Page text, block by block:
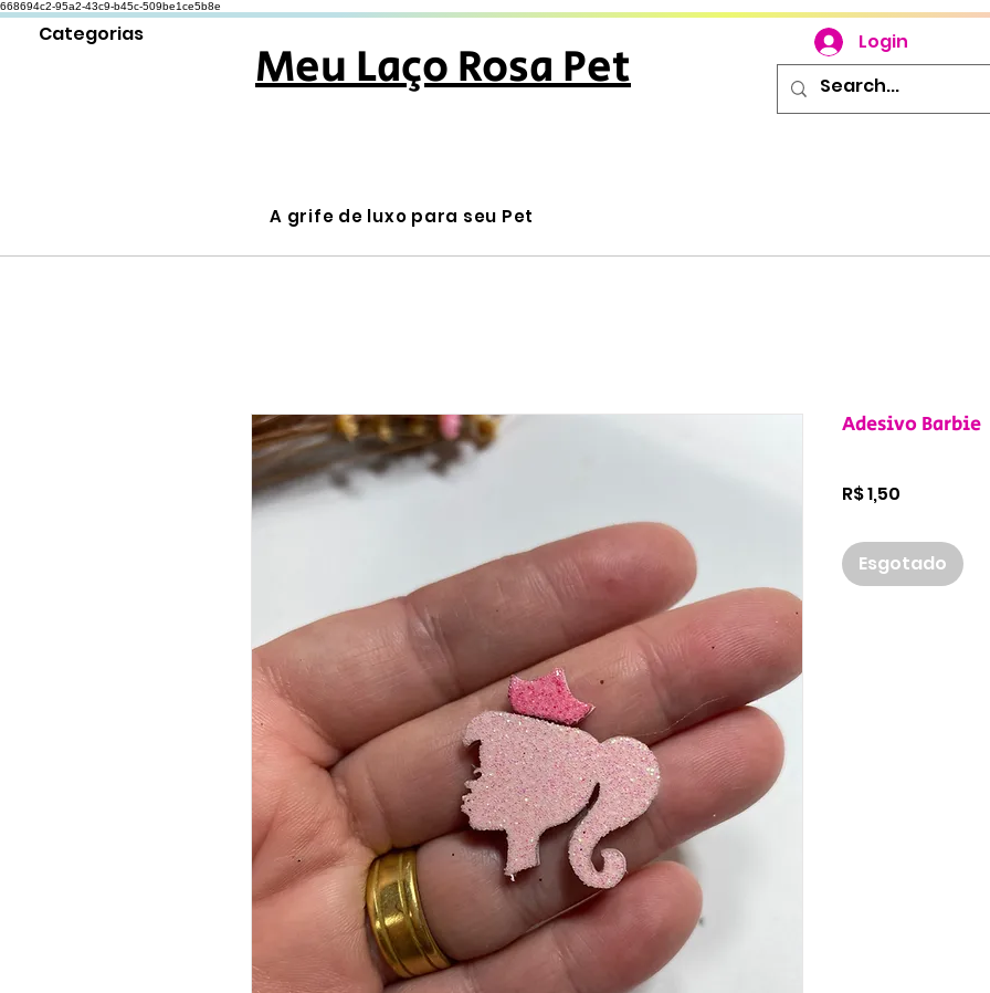
668694c2-95a2-43c9-b45c-509be1ce5b8e
Categorias
Meu Laço Rosa Pet Login
A grife de luxo para seu Pet
Adesivo Barbie
R$ 1,50
Esgotado